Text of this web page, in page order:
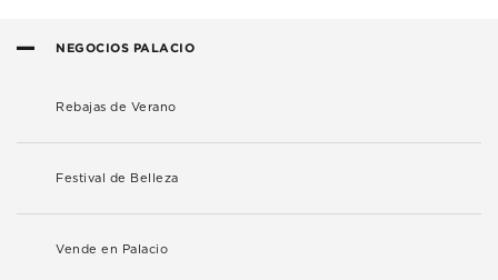
NEGOCIOS PALACIO
Rebajas de Verano
Festival de Belleza
Vende en Palacio